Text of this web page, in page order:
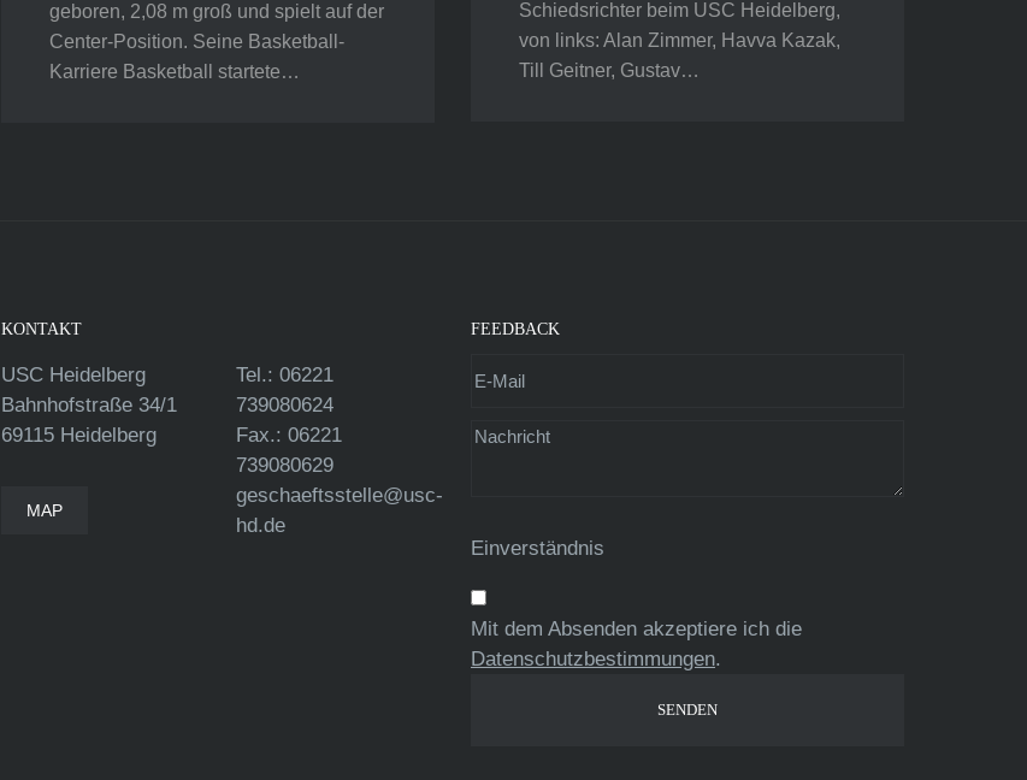
geboren, 2,08 m groß und spielt auf der
Center-Position. Seine Basketball-
Karriere Basketball startete…
Schiedsrichter beim USC Heidelberg,
von links: Alan Zimmer, Havva Kazak,
Till Geitner, Gustav…
KONTAKT
USC Heidelberg
Bahnhofstraße 34/1
69115 Heidelberg
MAP
Tel.: 06221
739080624
Fax.: 06221
739080629
geschaeftsstelle@usc-
hd.de
FEEDBACK
Einverständnis
Mit dem Absenden akzeptiere ich die
Datenschutzbestimmungen.